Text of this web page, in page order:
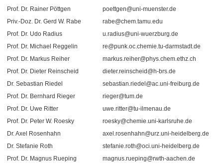
Prof. Dr. Rainer Pöttgen
poettgen@uni-muenster.de
Priv.-Doz. Dr. Gerd W. Rabe
rabe@chem.tamu.edu
Prof. Dr. Udo Radius
u.radius@uni-wuerzburg.de
Prof. Dr. Michael Reggelin
re@punk.oc.chemie.tu-darmstadt.de
Prof. Dr. Markus Reiher
markus.reiher@phys.chem.ethz.ch
Prof. Dr. Dieter Reinscheid
dieter.reinscheid@h-brs.de
Dr. Sebastian Riedel
sebastian.riedel@ac.uni-freiburg.de
Prof. Dr. Bernhard Rieger
rieger@tum.de
Prof. Dr. Uwe Ritter
uwe.ritter@tu-ilmenau.de
Prof. Dr. Peter W. Roesky
roesky@chemie.uni-karlsruhe.de
Dr. Axel Rosenhahn
axel.rosenhahn@urz.uni-heidelberg.de
Dr. Stefanie Roth
stefanie.roth@oci.uni-heidelberg.de
Prof. Dr. Magnus Rueping
magnus.rueping@rwth-aachen.de